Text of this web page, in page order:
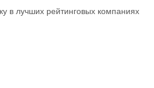
в лучших рейтинговых компаниях